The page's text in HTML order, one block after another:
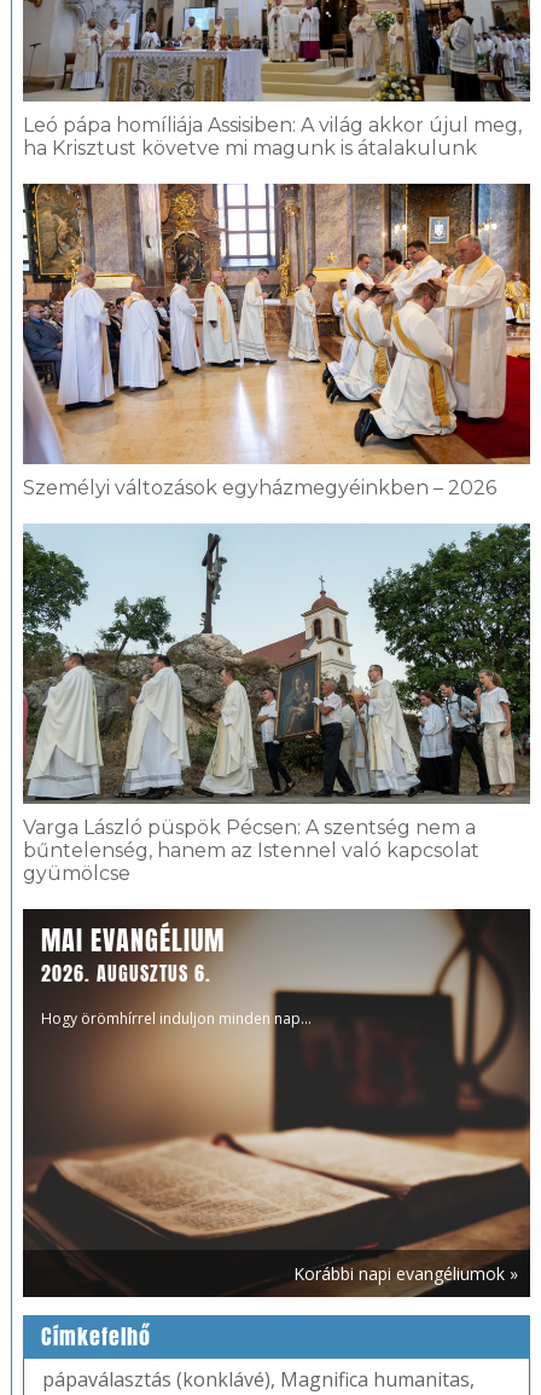
Leó pápa homíliája Assisiben: A világ akkor újul meg,
ha Krisztust követve mi magunk is átalakulunk
Személyi változások egyházmegyéinkben – 2026
Varga László püspök Pécsen: A szentség nem a
bűntelenség, hanem az Istennel való kapcsolat
gyümölcse
MAI EVANGÉLIUM
2026. AUGUSZTUS 6.
Hogy örömhírrel induljon minden nap...
Korábbi napi evangéliumok »
Címkefelhő
pápaválasztás (konklávé), Magnifica humanitas,